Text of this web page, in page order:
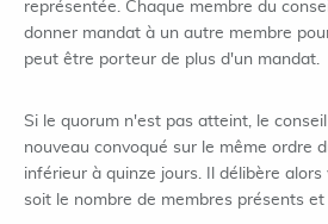
représentée. Chaque membre du
donner mandat à un autre membre
peut être porteur de plus d'un mandat.
Si le quorum n'est pas atteint, le
nouveau convoqué sur le même ordre
inférieur à quinze jours. Il délibère
soit le nombre de membres présents